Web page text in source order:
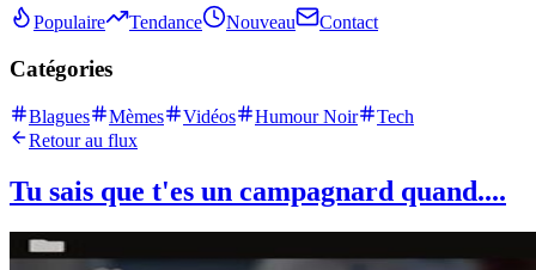
Populaire Tendance Nouveau Contact
Catégories
Blagues Mèmes Vidéos Humour Noir
Tech
Retour au flux
Tu sais que t'es un campagnard quand....